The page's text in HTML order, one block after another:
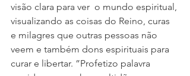
visão clara para ver  o mundo espiritual,
visualizando as coisas do Reino, curas
e milagres que outras pessoas não
veem e também dons espirituais para
curar e libertar. ”Profetizo palavra